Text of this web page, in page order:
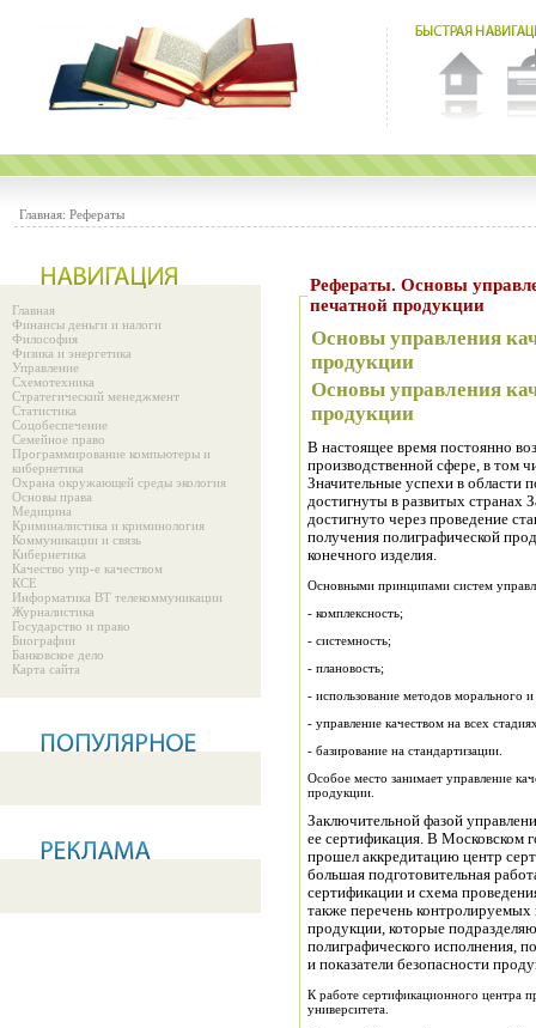
Главная: Рефераты
Главная
Финансы деньги и налоги
Философия
Физика и энергетика
Управление
Схемотехника
Стратегический менеджмент
Статистика
Соцобеспечение
Семейное право
Программирование компьютеры и
кибернетика
Охрана окружающей среды экология
Основы права
Медицина
Криминалистика и криминология
Коммуникации и связь
Кибернетика
Качество упр-е качеством
КСЕ
Информатика ВТ телекоммуникации
Журналистика
Государство и право
Биографии
Банковское дело
Карта сайта
Рефераты. Основы управления качеством и сертификация
печатной продукции
Основы управления
продукции
Основы управления
продукции
В настоящее время постоянно
производственной сфере, в том
Значительные успехи в области
достигнуты в развитых
достигнуто через проведение
получения полиграфической
конечного изделия.
Основными принципами систем
- комплексность;
- системность;
- плановость;
- использование методов морального
- управление качеством на всех
- базирование на стандартизации.
Особое место занимает управление
продукции.
Заключительной фазой
ее сертификация. В Московском
прошел аккредитацию центр
большая подготовительная
сертификации и схема
также перечень контролируемых
продукции, которые
полиграфического исполнения,
и показатели безопасности
К работе сертификационного центра
университета.